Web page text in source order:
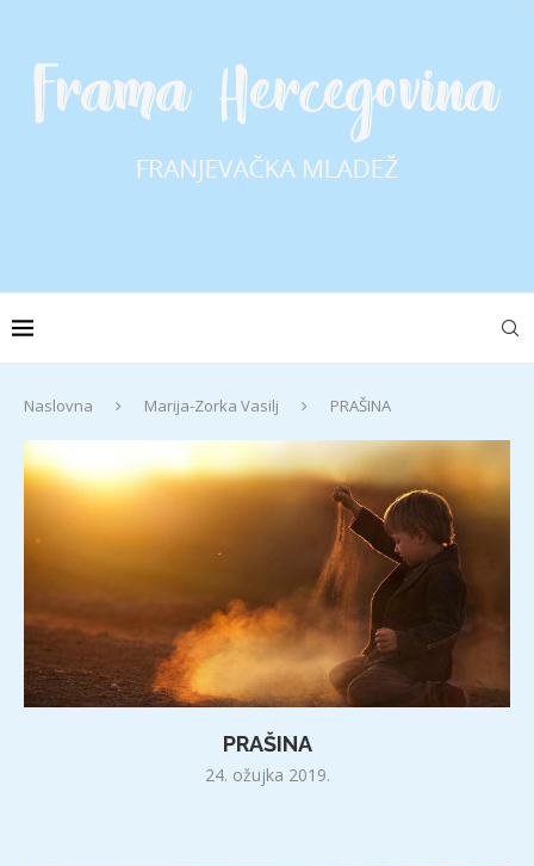
Naslovna Marija-Zorka Vasilj PRAŠINA
PRAŠINA
24. ožujka 2019.